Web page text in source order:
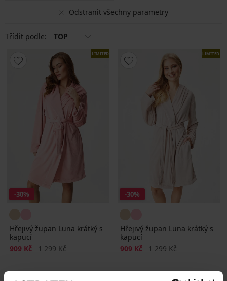
Odstranit všechny parametry
Třídit podle: TOP
LIMITED
-30%
Hřejivý župan Luna krátký s
kapucí
Sleva
909 Kč Původní cena
1 299 Kč
LIMITED
-30%
Hřejivý župan Luna krátký s
kapucí
Sleva
909 Kč Původní cena
1 299 Kč